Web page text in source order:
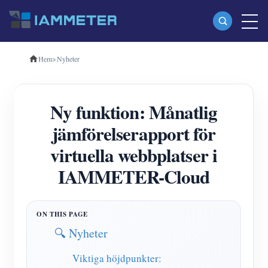
Produkter
Trefas Wi-Fi energimätare (WEM3080T)
Trefas Wi-Fi energimätare (WEM3046T)
Trefas Wi-Fi energimätare (WEM3050T)
WiFi Power Controller
IAMMETER Cloud Pro
Självhotelltjänst
Hem>Nyheter
Ny funktion: Månatlig
jämförelserapport för
virtuella webbplatser i
IAMMETER-Cloud
🔍 Nyheter
Viktiga höjdpunkter: